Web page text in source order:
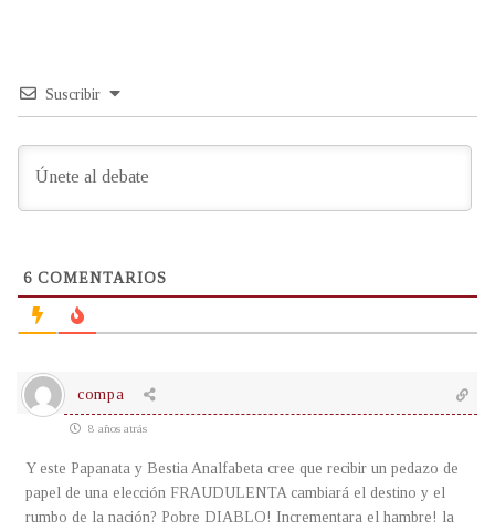
Suscribir
6 COMENTARIOS
compa
8 años atrás
Y este Papanata y Bestia Analfabeta cree que recibir un pedazo de
papel de una elección FRAUDULENTA cambiará el destino y el
rumbo de la nación? Pobre DIABLO! Incrementara el hambre! la